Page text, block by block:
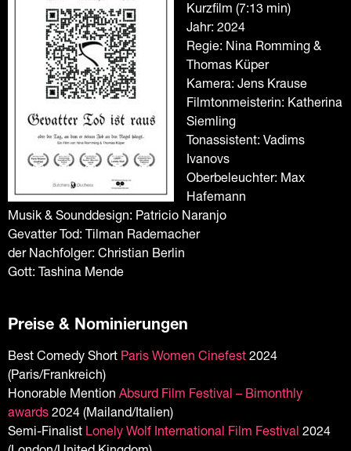
Kurzfilm (7:13 min)
Jahr: 2024
Regie: Nina Romming &
Thomas Küper
Kamera: Jens Krause
Filmtonmeisterin: Katherina
Siemling
Tonassistent: Vadims
Ivanovs
Oberbeleuchter: Max
Hafemann
Musik & Sounddesign: Patricio Naranjo
Gevatter Tod: Tilman Rademacher
der Nachfolger: Christian Berlin
Gott: Tashina Mende
Preise & Nominierungen
Best Comedy Short Paris Women Cinefest 2024
(Paris/Frankreich)
Honorable Mention Absurd Film Festival – Bimonthly
awards 2024 (Mailand/Italien)
Semi-Finalist Lonely Wolf International Film Festival 2024